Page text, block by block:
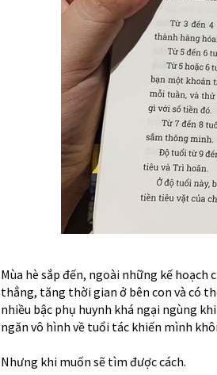
Mùa hè sắp đến, ngoài những kế
thẳng, tăng thời gian ở bên con và có
nhiều bậc phụ huynh khá ngại ngùng
ngăn vô hình về tuổi tác khiến mình
Nhưng khi muốn sẽ tìm được cách.